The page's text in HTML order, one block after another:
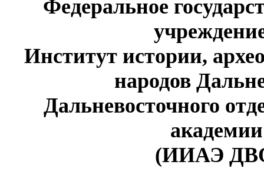
Федеральное
Институт истории,
народов
Дальневосточного
(ИИАЭ